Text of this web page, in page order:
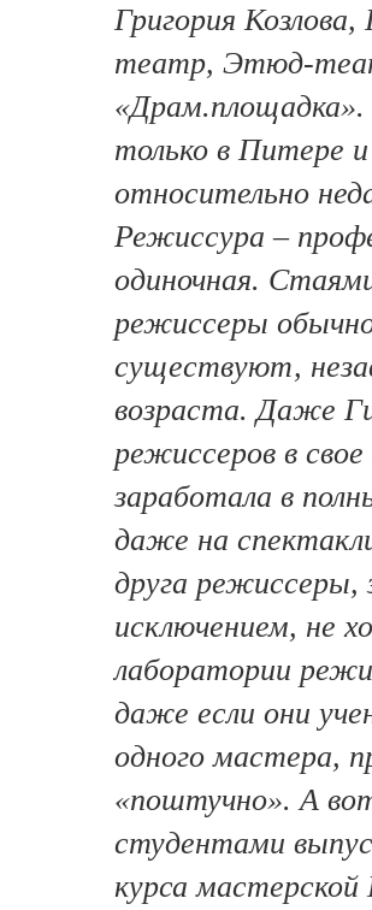
Григория Козлова,
театр, Этюд-
только в Питере и
относительно
Режиссура –
одиночная.
режиссеры
существуют,
возраста. Даже
режиссеров в свое
заработала в
даже на
друга режиссеры,
исключением, не
лаборатории
даже если они
одного мастера,
«поштучно». А
студентами
курса